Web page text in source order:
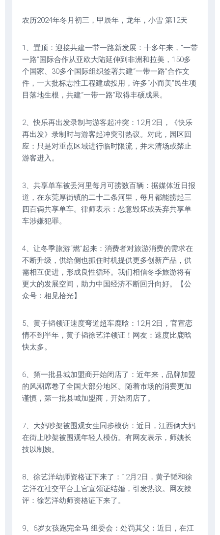
农历2024年冬月初三，甲辰年，龙年，小雪 第12天
1、置顶：迎接共建一带一路新发展：十多年来，“一带
一路”国际合作从亚欧大陆延伸到非洲和拉美，150多
个国家、30多个国际组织签署共建“一带一路”合作文
件，一大批标志性工程建成投用，许多“小而美”民生项
目落地生根，共建“一带一路”取得丰硕成果。
2、快乐再出发录制与游客起冲突：12月2日，《快乐
再出发》录制时与游客起冲突引热议。对此，园区回
应：只是对重点区域进行临时限流，并未清场或禁止
游客进入。
3、共享单车被丢河里每月可捞数百辆：据媒体近日报
道，在东莞厚街镇的二十二条河里，每月都能捞起三
四百辆共享单车。律师表示：恶意毁坏或丢弃共享单
车涉嫌犯罪。
4、让冬季旅游“燃”起来：消费者对旅游消费的需求在
不断升级，供给侧也抓住时机提供更多创新产品，供
需相互促进，形成良性循环。我们相信冬季旅游将有
更大的发展空间，助力中国经济不断回升向好。【公
众号：相见拾光】
5、黄子韬领证速度弯道超车鹿晗：12月2日，官宣恋
情不到半年，黄子韬徐艺洋领证！网友：速度比鹿晗
快太多。
6、第一批县城加盟商开始闭店了：近年来，品牌加盟
的风潮席卷了全国大部分地区。随着市场的消费更加
谨慎，第一批县城加盟商，开始闭店了。
7、大妈吵架被围观女生同步模仿：近日，江西俩大妈
在街上吵架被围观年轻人模仿。有网友表示，师姨长
技以制姨。
8、徐艺洋幼师资格证下来了：12月2日，黄子韬和徐
艺洋在社交平台上官宣领证结婚，引发热议。网友辣
评：徐艺洋幼师资格证下来了。
9、6岁女孩跑完全马 组委会：处罚其父：近日，在江